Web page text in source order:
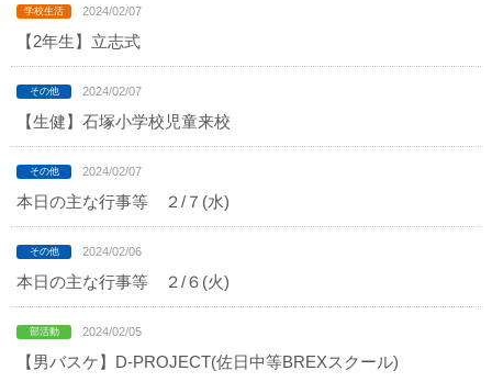
2024/02/07
【2年生】立志式
2024/02/07
【生健】石塚小学校児童来校
2024/02/07
本日の主な行事等 ２/７(水)
2024/02/06
本日の主な行事等 ２/６(火)
2024/02/05
【男バスケ】D-PROJECT(佐日中等BREXスクール)